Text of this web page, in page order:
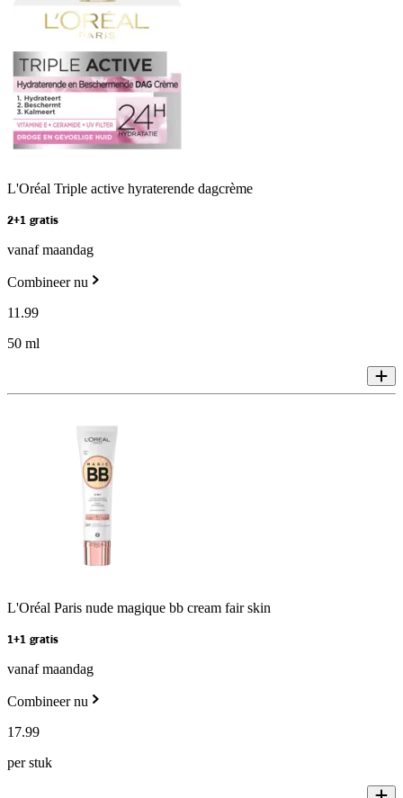
L'Oréal Triple active hyraterende dagcrème
2+1 gratis
vanaf maandag
Combineer nu
11.99
50 ml
L'Oréal Paris nude magique bb cream fair skin
1+1 gratis
vanaf maandag
Combineer nu
17.99
per stuk